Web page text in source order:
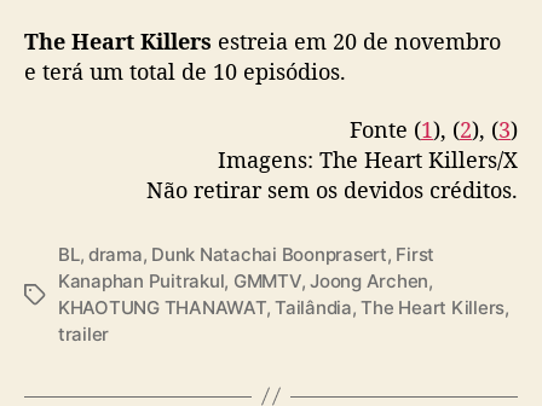
a
a
i
o
f
i
a
The Heart Killers estreia em 20 de novembro
e terá um total de 10 episódios.
Fonte (1), (2), (3)
Imagens: The Heart Killers/X
Não retirar sem os devidos créditos.
T
BL, drama, Dunk Natachai Boonprasert, First
Kanaphan Puitrakul, GMMTV,Joong Archen,
KHAOTUNG THANAWAT,Tailândia,The Heart Killers,
trailer